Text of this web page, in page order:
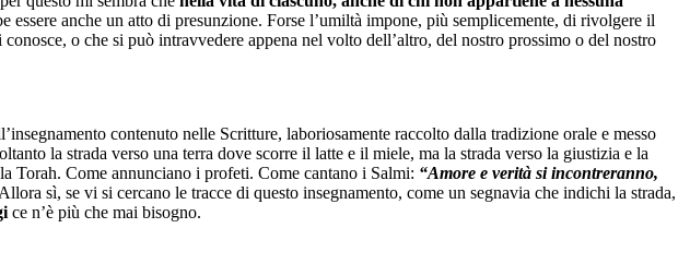
anche un atto di presunzione. Forse l’umiltà impone, più semplicemente, di rivolgere il
o che si può intravvedere appena nel volto dell’altro, del nostro prossimo o del nostro
contenuto nelle Scritture, laboriosamente raccolto dalla tradizione orale e messo
la strada verso una terra dove scorre il latte e il miele, ma la strada verso la giustizia e la
Torah. Come annunciano i profeti. Come cantano i Salmi: “Amore e verità si incontreranno,
sì, se vi si cercano le tracce di questo insegnamento, come un segnavia che indichi la strada,
ce n’è più che mai bisogno.